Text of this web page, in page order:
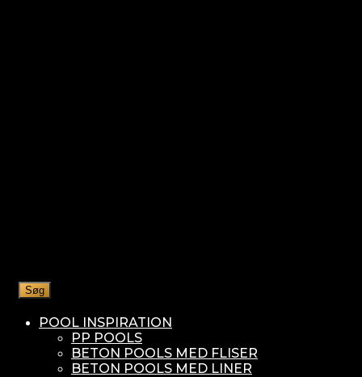
Søg
POOL INSPIRATION
PP POOLS
BETON POOLS MED FLISER
BETON POOLS MED LINER